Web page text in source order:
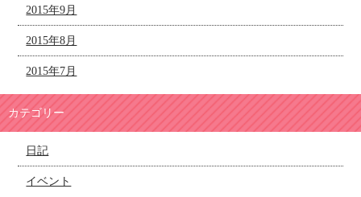
2015年9月
2015年8月
2015年7月
カテゴリー
日記
イベント